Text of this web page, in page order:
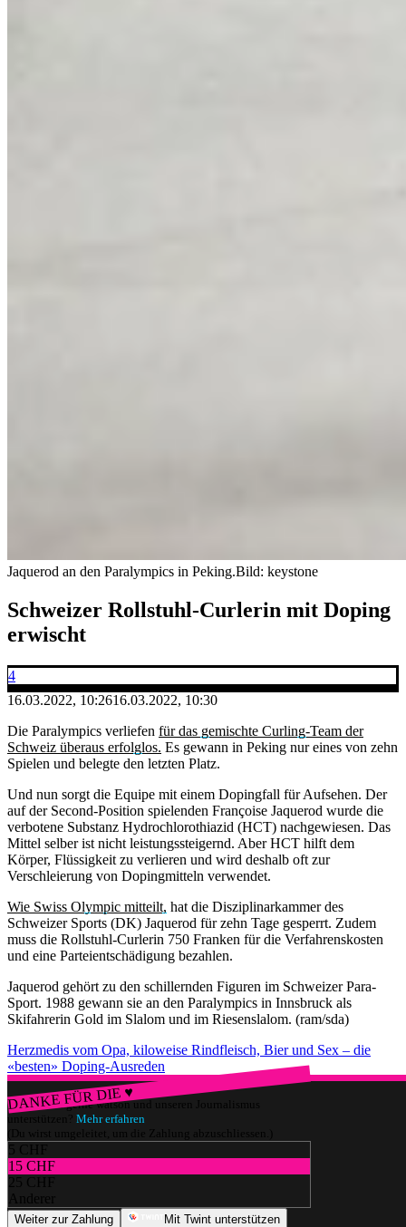
Jaquerod an den Paralympics in Peking.Bild: keystone
Schweizer Rollstuhl-Curlerin mit Doping
erwischt
4
16.03.2022, 10:2616.03.2022, 10:30
Die Paralympics verliefen für das gemischte Curling-Team der
Schweiz überaus erfolglos. Es gewann in Peking nur eines von zehn
Spielen und belegte den letzten Platz.
Und nun sorgt die Equipe mit einem Dopingfall für Aufsehen. Der
auf der Second-Position spielenden Françoise Jaquerod wurde die
verbotene Substanz Hydrochlorothiazid (HCT) nachgewiesen. Das
Mittel selber ist nicht leistungssteigernd. Aber HCT hilft dem
Körper, Flüssigkeit zu verlieren und wird deshalb oft zur
Verschleierung von Dopingmitteln verwendet.
Wie Swiss Olympic mitteilt, hat die Disziplinarkammer des
Schweizer Sports (DK) Jaquerod für zehn Tage gesperrt. Zudem
muss die Rollstuhl-Curlerin 750 Franken für die Verfahrenskosten
und eine Parteientschädigung bezahlen.
Jaquerod gehört zu den schillernden Figuren im Schweizer Para-
Sport. 1988 gewann sie an den Paralympics in Innsbruck als
Skifahrerin Gold im Slalom und im Riesenslalom. (ram/sda)
Herzmedis vom Opa, kiloweise Rindfleisch, Bier und Sex – die
«besten» Doping-Ausreden
DANKE FÜR DIE ♥
Würdest du gerne watson und unseren Journalismus
unterstützen? Mehr erfahren
(Du wirst umgeleitet, um die Zahlung abzuschliessen.)
5 CHF
15 CHF
25 CHF
Anderer
Weiter zur Zahlung
Mit Twint unterstützen